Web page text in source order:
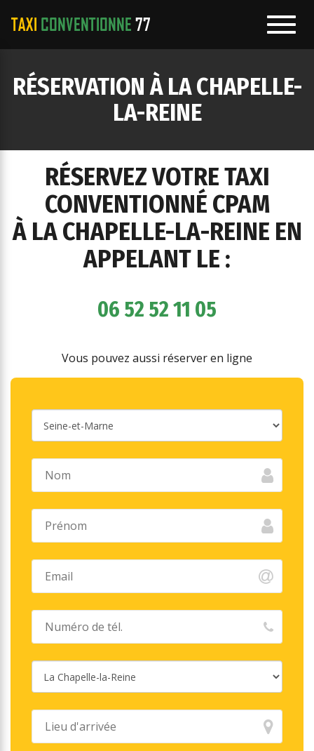
RÉSERVATION À LA CHAPELLE-
LA-REINE
RÉSERVEZ VOTRE TAXI
CONVENTIONNÉ CPAM
À LA CHAPELLE-LA-REINE EN
APPELANT LE :
06 52 52 11 05
Vous pouvez aussi réserver en ligne